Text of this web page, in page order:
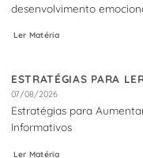
desenvolvimento
Ler Matéria
ESTRATÉGIAS PARA
07/08/2026
Estratégias para
Informativos
Ler Matéria